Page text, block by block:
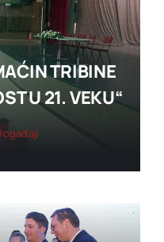
TRIBINE
U 21. VEKU“